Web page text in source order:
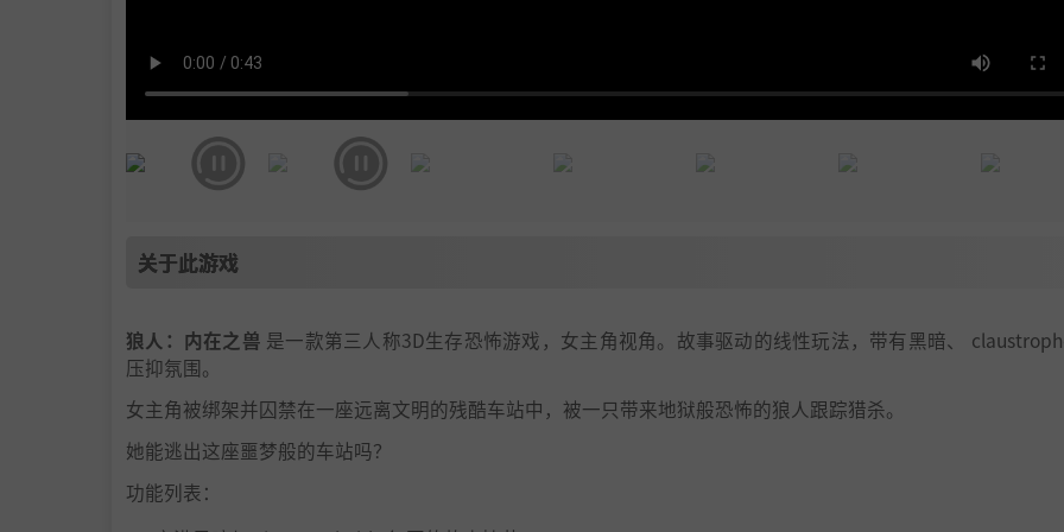
关于此游戏
狼人：内在之兽 是一款第三人称3D生存恐怖游戏，女主角视角。故事驱动的线性玩法，带有黑暗、
压抑氛围。
女主角被绑架并囚禁在一座远离文明的残酷车站中，被一只带来地狱般恐怖的狼人跟踪猎杀。
她能逃出这座噩梦般的车站吗？
功能列表：